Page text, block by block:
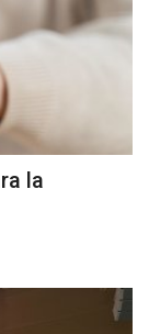
la